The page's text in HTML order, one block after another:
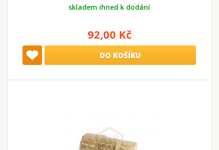
skladem ihned k dodání
92,00 Kč
DO KOŠÍKU